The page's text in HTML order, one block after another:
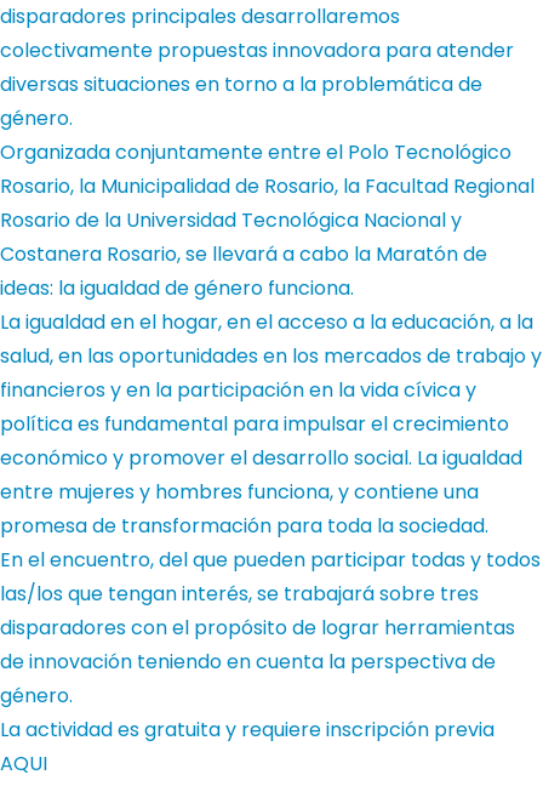
disparadores principales desarrollaremos
colectivamente propuestas innovadora para atender
diversas situaciones en torno a la problemática de
género.
Organizada conjuntamente entre el Polo Tecnológico
Rosario, la Municipalidad de Rosario, la Facultad Regional
Rosario de la Universidad Tecnológica Nacional y
Costanera Rosario, se llevará a cabo la Maratón de
ideas: la igualdad de género funciona.
La igualdad en el hogar, en el acceso a la educación, a la
salud, en las oportunidades en los mercados de trabajo y
financieros y en la participación en la vida cívica y
política es fundamental para impulsar el crecimiento
económico y promover el desarrollo social. La igualdad
entre mujeres y hombres funciona, y contiene una
promesa de transformación para toda la sociedad.
En el encuentro, del que pueden participar todas y todos
las/los que tengan interés, se trabajará sobre tres
disparadores con el propósito de lograr herramientas
de innovación teniendo en cuenta la perspectiva de
género.
La actividad es gratuita y requiere inscripción previa
AQUI